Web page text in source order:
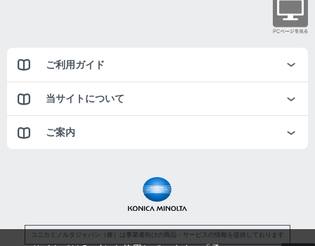
ご利用ガイド
当サイトについて
ご案内
コニカミノルタジャパン（株）は事業者向けの商品・サービスの情報を提供しております